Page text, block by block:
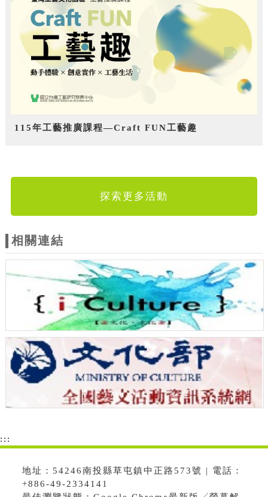
115年工藝推廣課程—Craft FUN工藝趣
探索更多活動
相關連結
:::
地址：54246南投縣草屯鎮中正路573號 | 電話：
+886-49-2334141